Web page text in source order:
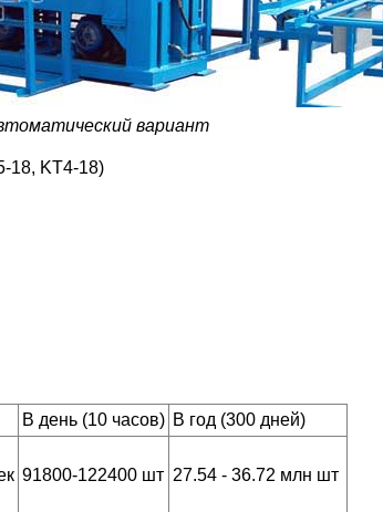
вариант
18, KT4-18)
В день (10 часов) В год (300 дней)
91800-122400 шт 27.54 - 36.72 млн шт